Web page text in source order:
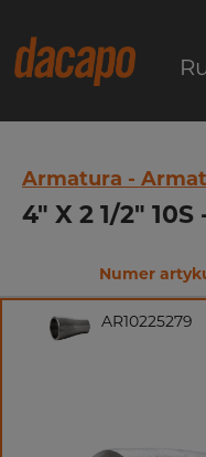
Armatura -
4" X 2 1/2"
Numer
AR10225279